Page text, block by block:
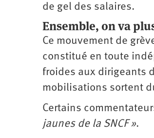
de gel des salaires.
Ensemble, on va
Ce mouvement de
constitué en toute
froides aux dirigeants
mobilisations sortent
Certains
jaunes de la SNCF ».